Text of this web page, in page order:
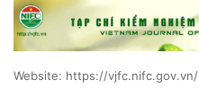
Website: https://vjfc.nifc.gov.vn/